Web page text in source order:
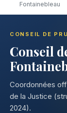
Fontainebleau
CONSEIL DE
Conseil
Coordonnées
de la Justice
2024).